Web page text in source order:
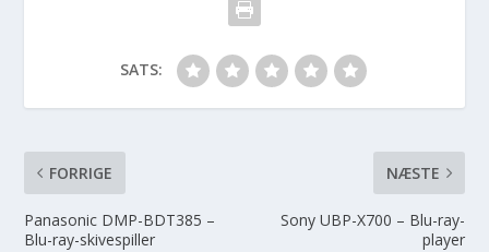
SATS:
FORRIGE
Panasonic DMP-BDT385 –
Blu-ray-skivespiller
NÆSTE
Sony UBP-X700 – Blu-ray-
player